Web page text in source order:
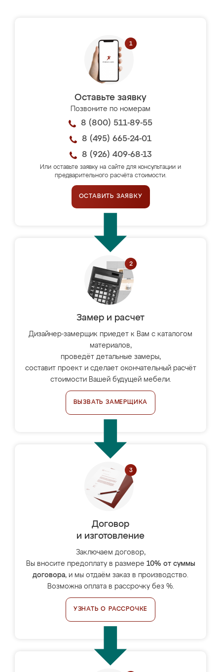
Оставьте заявку
Позвоните по номерам
8 (800) 511-89-55
8 (495) 665-24-01
8 (926) 409-68-13
Или оставьте заявку на сайте для консультации и
предварительного расчёта стоимости.
ОСТАВИТЬ ЗАЯВКУ
Замер и расчет
Дизайнер-замерщик приедет к Вам с каталогом
материалов,
проведёт детальные замеры,
составит проект и сделает окончательный расчёт
стоимости Вашей будущей мебели.
ВЫЗВАТЬ ЗАМЕРЩИКА
Договор
и изготовление
Заключаем договор,
Вы вносите предоплату в размере 10% от суммы
договора, и мы отдаём заказ в производство.
Возможна оплата в рассрочку без %.
УЗНАТЬ О РАССРОЧКЕ